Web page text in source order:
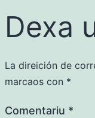
Dexa
La direición de
marcaos con *
Comentariu *